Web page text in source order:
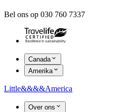
Bel ons op 030 760 7337
Canada
Amerika
Little&&&&America
Over ons